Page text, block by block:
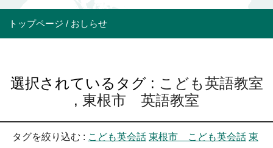
トップページ おしらせ
選択されているタグ : こども英語教室
, 東根市 英語教室
タグを絞り込む : こども英会話 東根市 こども英会話 東